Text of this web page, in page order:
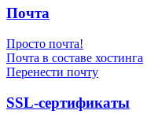
Почта
Просто почта!
Почта в составе хостинга
Перенести почту
SSL-сертификаты